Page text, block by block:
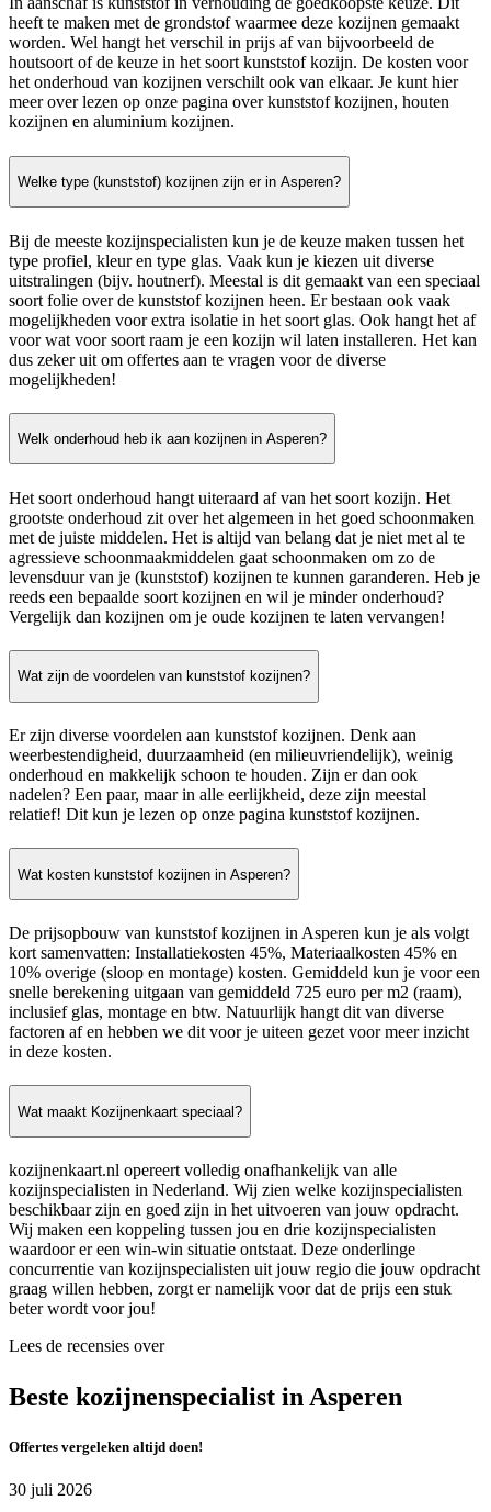
heeft te maken met de grondstof waarmee deze kozijnen gemaakt
worden. Wel hangt het verschil in prijs af van bijvoorbeeld de
houtsoort of de keuze in het soort kunststof kozijn. De kosten voor
het onderhoud van kozijnen verschilt ook van elkaar. Je kunt hier
meer over lezen op onze pagina over kunststof kozijnen, houten
kozijnen en aluminium kozijnen.
Welke type (kunststof) kozijnen zijn er in Asperen?
Bij de meeste kozijnspecialisten kun je de keuze maken tussen het
type profiel, kleur en type glas. Vaak kun je kiezen uit diverse
uitstralingen (bijv. houtnerf). Meestal is dit gemaakt van een speciaal
soort folie over de kunststof kozijnen heen. Er bestaan ook vaak
mogelijkheden voor extra isolatie in het soort glas. Ook hangt het af
voor wat voor soort raam je een kozijn wil laten installeren. Het kan
dus zeker uit om offertes aan te vragen voor de diverse
mogelijkheden!
Welk onderhoud heb ik aan kozijnen in Asperen?
Het soort onderhoud hangt uiteraard af van het soort kozijn. Het
grootste onderhoud zit over het algemeen in het goed schoonmaken
met de juiste middelen. Het is altijd van belang dat je niet met al te
agressieve schoonmaakmiddelen gaat schoonmaken om zo de
levensduur van je (kunststof) kozijnen te kunnen garanderen. Heb je
reeds een bepaalde soort kozijnen en wil je minder onderhoud?
Vergelijk dan kozijnen om je oude kozijnen te laten vervangen!
Wat zijn de voordelen van kunststof kozijnen?
Er zijn diverse voordelen aan kunststof kozijnen. Denk aan
weerbestendigheid, duurzaamheid (en milieuvriendelijk), weinig
onderhoud en makkelijk schoon te houden. Zijn er dan ook
nadelen? Een paar, maar in alle eerlijkheid, deze zijn meestal
relatief! Dit kun je lezen op onze pagina kunststof kozijnen.
Wat kosten kunststof kozijnen in Asperen?
De prijsopbouw van kunststof kozijnen in Asperen kun je als volgt
kort samenvatten: Installatiekosten 45%, Materiaalkosten 45% en
10% overige (sloop en montage) kosten. Gemiddeld kun je voor een
snelle berekening uitgaan van gemiddeld 725 euro per m2 (raam),
inclusief glas, montage en btw. Natuurlijk hangt dit van diverse
factoren af en hebben we dit voor je uiteen gezet voor meer inzicht
in deze kosten.
Wat maakt Kozijnenkaart speciaal?
kozijnenkaart.nl opereert volledig onafhankelijk van alle
kozijnspecialisten in Nederland. Wij zien welke kozijnspecialisten
beschikbaar zijn en goed zijn in het uitvoeren van jouw opdracht.
Wij maken een koppeling tussen jou en drie kozijnspecialisten
waardoor er een win-win situatie ontstaat. Deze onderlinge
concurrentie van kozijnspecialisten uit jouw regio die jouw opdracht
graag willen hebben, zorgt er namelijk voor dat de prijs een stuk
beter wordt voor jou!
Lees de recensies over
Beste kozijnenspecialist in Asperen
Offertes vergeleken altijd doen!
30 juli 2026